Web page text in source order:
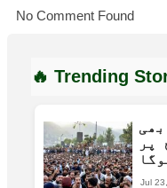
No Comment Found
🔥 Trending
پر
Jul